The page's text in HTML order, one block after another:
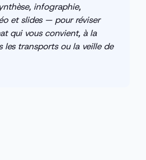
infographie,
et slides — pour réviser
qui vous convient, à la
les transports ou la veille de